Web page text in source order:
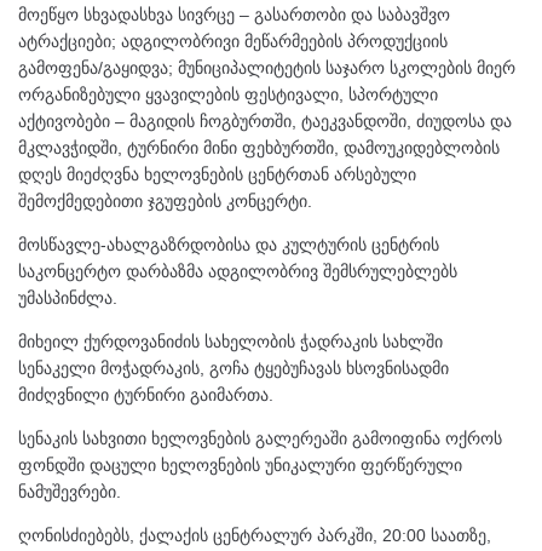
მოეწყო სხვადასხვა სივრცე – გასართობი და საბავშვო
ატრაქციები; ადგილობრივი მეწარმეების პროდუქციის
გამოფენა/გაყიდვა; მუნიციპალიტეტის საჯარო სკოლების მიერ
ორგანიზებული ყვავილების ფესტივალი, სპორტული
აქტივობები – მაგიდის ჩოგბურთში, ტაეკვანდოში, ძიუდოსა და
მკლავჭიდში, ტურნირი მინი ფეხბურთში, დამოუკიდებლობის
დღეს მიეძღვნა ხელოვნების ცენტრთან არსებული
შემოქმედებითი ჯგუფების კონცერტი.
მოსწავლე-ახალგაზრდობისა და კულტურის ცენტრის
საკონცერტო დარბაზმა ადგილობრივ შემსრულებლებს
უმასპინძლა.
მიხეილ ქურდოვანიძის სახელობის ჭადრაკის სახლში
სენაკელი მოჭადრაკის, გოჩა ტყებუჩავას ხსოვნისადმი
მიძღვნილი ტურნირი გაიმართა.
სენაკის სახვითი ხელოვნების გალერეაში გამოიფინა ოქროს
ფონდში დაცული ხელოვნების უნიკალური ფერწერული
ნამუშევრები.
ღონისძიებებს, ქალაქის ცენტრალურ პარკში, 20:00 საათზე,